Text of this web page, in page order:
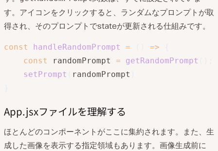
す。アイコンをクリックすると、ランダムなプロンプトが取
得され、そのプロンプトでstateが更新される仕組みです。
const handleRandomPrompt = =>
const
randomPrompt = getRandomPrompt
setPrompt
randomPrompt
App.jsxファイルを理解する
ほとんどのコンポーネントがここに集約されます。また、生
成した画像を表示する指定領域もあります。画像生成前に